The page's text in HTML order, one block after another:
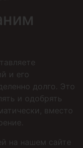
и его
долго. Это
и одобрять
вместо
на нашем сайте